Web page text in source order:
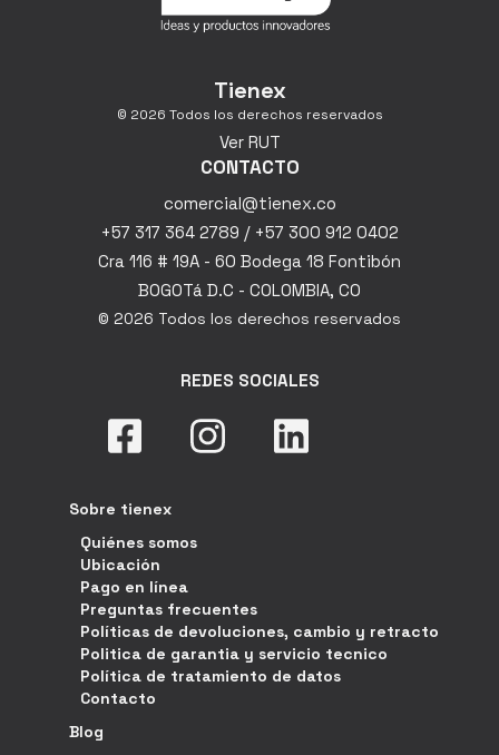
Tienex
© 2026 Todos los derechos reservados
Ver RUT
CONTACTO
comercial@tienex.co
+57 317 364 2789 / +57 300 912 0402
Cra 116 # 19A - 60 Bodega 18 Fontibón
BOGOTá D.C - COLOMBIA, CO
© 2026 Todos los derechos reservados
REDES SOCIALES
Sobre tienex
Quiénes somos
Ubicación
Pago en línea
Preguntas frecuentes
Políticas de devoluciones, cambio y retracto
Politica de garantia y servicio tecnico
Política de tratamiento de datos
Contacto
Blog